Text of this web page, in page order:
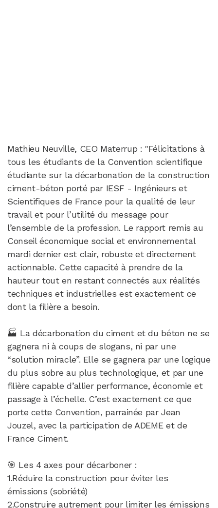
Mathieu Neuville, CEO Materrup : "Félicitations à
tous les étudiants de la Convention scientifique
étudiante sur la décarbonation de la construction
ciment-béton porté par IESF - Ingénieurs et
Scientifiques de France pour la qualité de leur
travail et pour l’utilité du message pour
l’ensemble de la profession. Le rapport remis au
Conseil économique social et environnemental
mardi dernier est clair, robuste et directement
actionnable. Cette capacité à prendre de la
hauteur tout en restant connectés aux réalités
techniques et industrielles est exactement ce
dont la filière a besoin.
🏭 La décarbonation du ciment et du béton ne se
gagnera ni à coups de slogans, ni par une
“solution miracle”. Elle se gagnera par une logique
du plus sobre au plus technologique, et par une
filière capable d’allier performance, économie et
passage à l’échelle. C’est exactement ce que
porte cette Convention, parrainée par Jean
Jouzel, avec la participation de ADEME et de
France Ciment.
🎯 Les 4 axes pour décarboner :
1.Réduire la construction pour éviter les
émissions (sobriété)
2.Construire autrement pour limiter les émissions